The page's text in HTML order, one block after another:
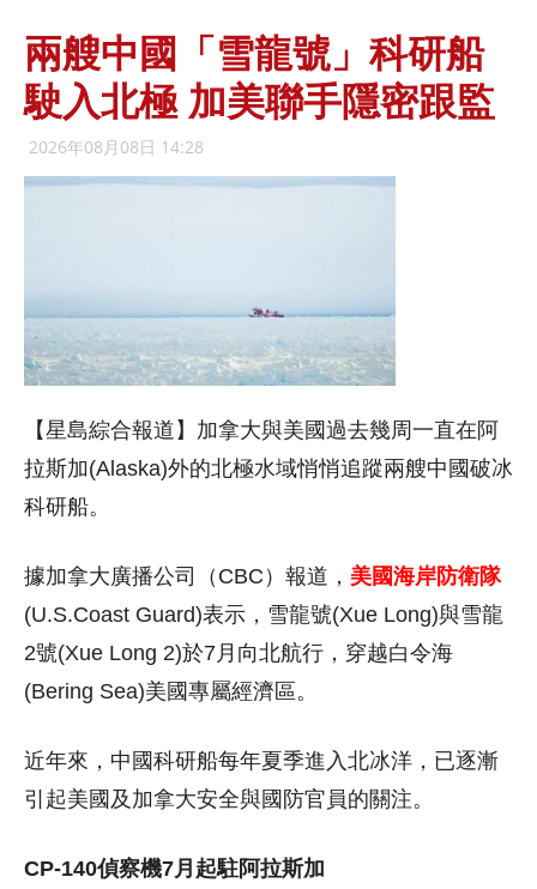
兩艘中國「雪龍號」科研船
駛入北極 加美聯手隱密跟監
2026年08月08日 14:28
【星島綜合報道】加拿大與美國過去幾周一直在阿
拉斯加(Alaska)外的北極水域悄悄追蹤兩艘中國破冰
科研船。
據加拿大廣播公司（CBC）報道， 美國海岸防衛隊
(U.S.Coast Guard)表示，雪龍號(Xue Long)與雪龍
2號(Xue Long 2)於7月向北航行，穿越白令海
(Bering Sea)美國專屬經濟區。
近年來，中國科研船每年夏季進入北冰洋，已逐漸
引起美國及加拿大安全與國防官員的關注。
CP-140偵察機7月起駐阿拉斯加